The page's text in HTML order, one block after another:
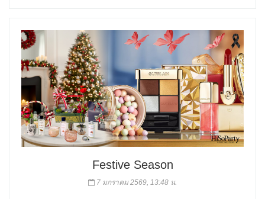
Festive Season
7 มกราคม 2569, 13:48 น.